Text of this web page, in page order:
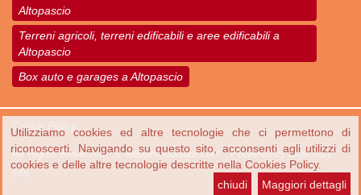
Altopascio
Terreni agricoli, terreni edificabili e aree edificabili a
Altopascio
Box auto e garages a Altopascio
Cookie Policy
All Rights Reserved · © webimmobiliare.com · Powered byDigit Italy
srls
Utilizziamo cookies ed altre tecnologie che ci permettono di
riconoscerti. Navigando su questo sito, acconsenti agli utilizzi di
cookies e delle altre tecnologie descritte nella Cookies Policy.
Maggiori dettagli
chiudi